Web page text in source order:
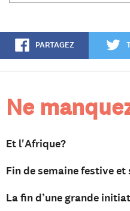
PARTAGEZ
Ne
Et l'Afrique?
Fin de semaine festive et
La fin d’une grande